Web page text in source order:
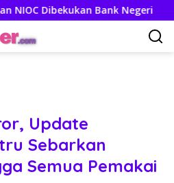
Dibekukan Bank Negeri
Update
Sebarkan
Semua Pemakai